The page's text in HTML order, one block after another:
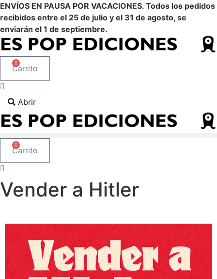
Ir
al
contenido
ENVÍOS EN PAUSA POR VACACIONES. Todos los pedidos
recibidos entre el 25 de julio y el 31 de agosto, se
enviarán el 1 de septiembre.
0
Carrito
Abrir
0
Carrito
Vender a Hitler